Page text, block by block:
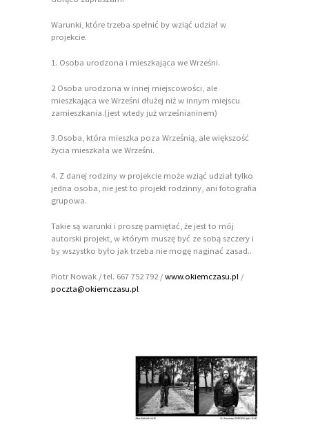
Warunki, które trzeba spełnić by wziąć udział w
projekcie.
1. Osoba urodzona i mieszkająca we Wrześni.
2 Osoba urodzona w innej miejscowości, ale
mieszkająca we Wrześni dłużej niż w innym miejscu
zamieszkania.(jest wtedy już wrześnianinem)
3.Osoba, która mieszka poza Wrześnią, ale większość
życia mieszkała we Wrześni.
4. Z danej rodziny w projekcie może wziąć udział tylko
jedna osoba, nie jest to projekt rodzinny, ani fotografia
grupowa.
Takie są warunki i proszę pamiętać, że jest to mój
autorski projekt, w którym muszę być ze sobą szczery i
by wszystko było jak trzeba nie mogę naginać zasad..
Piotr Nowak / tel. 667 752 792 / www.okiemczasu.pl /
poczta@okiemczasu.pl